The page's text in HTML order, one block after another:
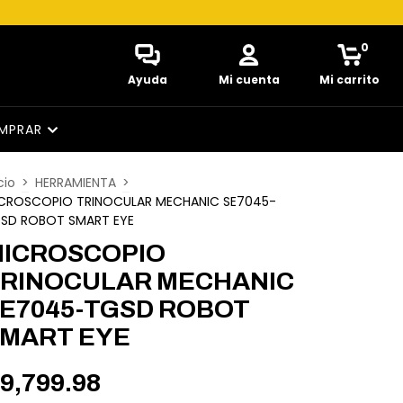
Ayuda Mi cuenta Mi carrito
0
> HERRAMIENTA >
TRINOCULAR MECHANIC SE7045-
ROBOT SMART EYE
MECHANIC
TGSD ROBOT
EYE